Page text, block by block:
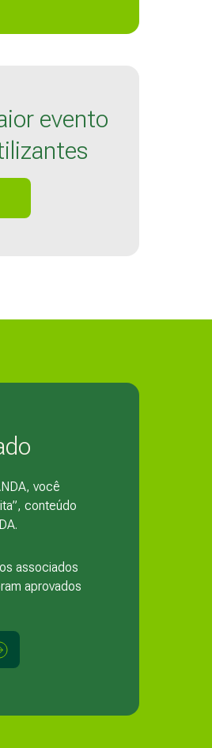
evento
você
conteúdo
associados
aprovados